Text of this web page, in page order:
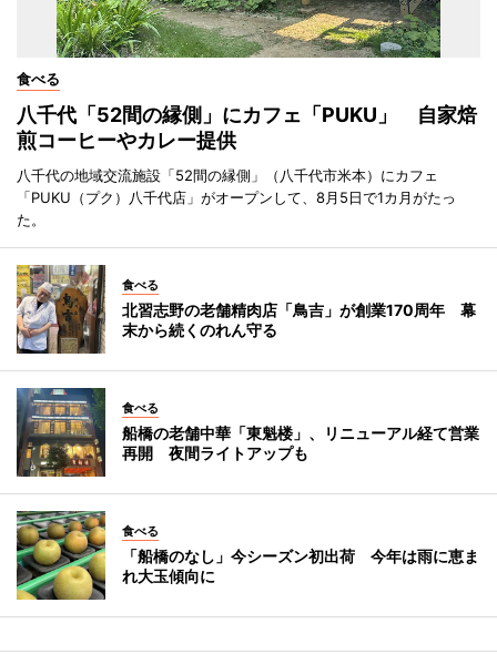
食べる
八千代「52間の縁側」にカフェ「PUKU」 自家焙
煎コーヒーやカレー提供
八千代の地域交流施設「52間の縁側」（八千代市米本）にカフェ
「PUKU（プク）八千代店」がオープンして、8月5日で1カ月がたっ
た。
食べる
北習志野の老舗精肉店「鳥吉」が創業170周年 幕
末から続くのれん守る
食べる
船橋の老舗中華「東魁楼」、リニューアル経て営業
再開 夜間ライトアップも
食べる
「船橋のなし」今シーズン初出荷 今年は雨に恵ま
れ大玉傾向に